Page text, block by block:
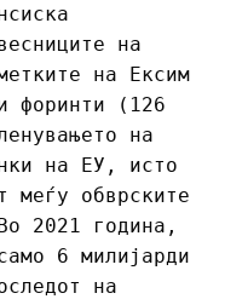
на
на Ексим
форинти (126
на
на ЕУ, исто
меѓу обврските
2021 година,
6 милијарди
на